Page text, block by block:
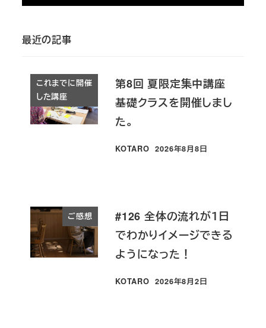
最近の記事
これまでに開催
した講座
第8回 夏限定集中講座
基礎クラスを開催しまし
た。
KOTARO
投稿日
2026年8月8日
ご感想
#126 全体の流れが１日
でわかりイメージできる
ようになった！
KOTARO
投稿日
2026年8月2日